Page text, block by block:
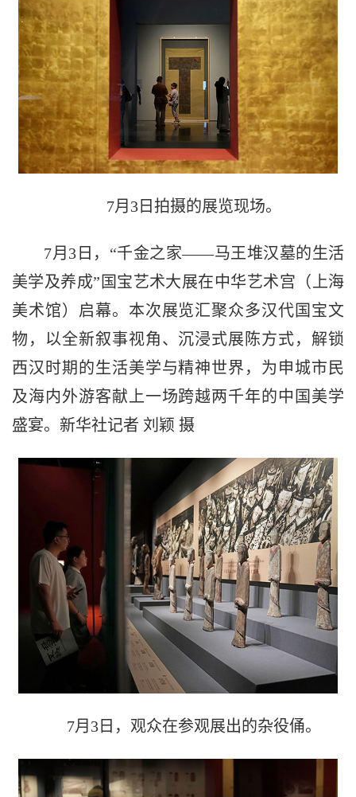
7月3日拍摄的展览现场。
7月3日，“千金之家——马王堆汉墓的生活
美学及养成”国宝艺术大展在中华艺术宫（上海
美术馆）启幕。本次展览汇聚众多汉代国宝文
物，以全新叙事视角、沉浸式展陈方式，解锁
西汉时期的生活美学与精神世界，为申城市民
及海内外游客献上一场跨越两千年的中国美学
盛宴。新华社记者 刘颖 摄
7月3日，观众在参观展出的杂役俑。